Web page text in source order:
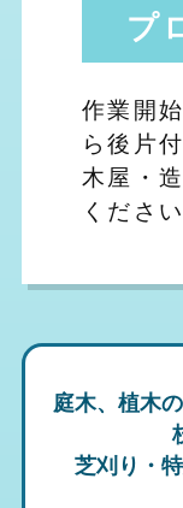
プ
作業開
ら後片
木屋・
ください
庭木、植木
芝刈り・